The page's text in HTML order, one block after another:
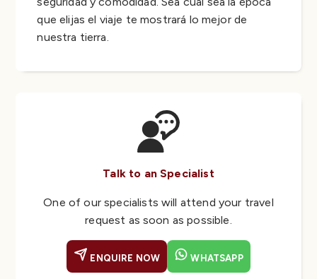
que elijas el viaje te mostrará lo mejor de
nuestra tierra.
Talk to an Specialist
One of our specialists will attend your travel
request as soon as possible.
ENQUIRE NOW WHATSAPP